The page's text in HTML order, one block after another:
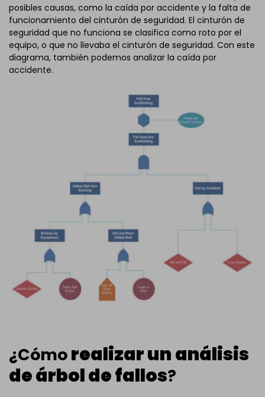
posibles causas, como la caída por accidente y la falta de
funcionamiento del cinturón de seguridad. El cinturón de
seguridad que no funciona se clasifica como roto por el
equipo, o que no llevaba el cinturón de seguridad. Con este
diagrama, también podemos analizar la caída por
accidente.
¿Cómorealizar unanálisis
de árbol de fallos?